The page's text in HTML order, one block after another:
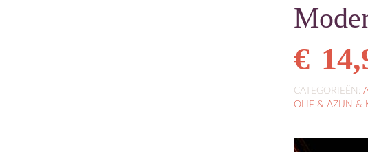
€
CATEGORIEËN:
OLIE & AZIJN &